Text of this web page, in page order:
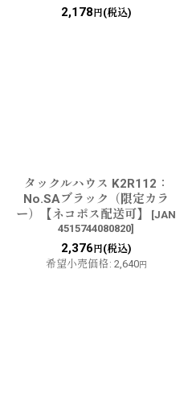
2,178 円(税込)
タックルハウス K2R112：
No.SAブラック（限定カラ
ー）【ネコポス配送可】
[JAN
4515744080820]
2,376 円(税込)
希望小売価格: 2,640円